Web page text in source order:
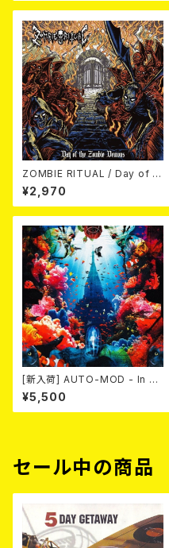
ZOMBIE RITUAL / Day of th
e Zombie Demons
¥2,970
[新入荷] AUTO-MOD - In Th
e Wake Of KING AUTO-MO
D（CD+DVD/初回限定盤）
¥5,500
セール中の商品